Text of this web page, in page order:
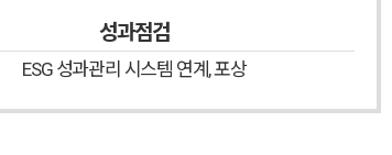
성과점검
ESG 성과관리 시스템 연계, 포상